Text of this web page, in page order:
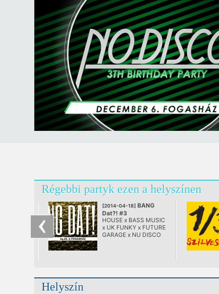
Régebbi partyk ezen a helyszínen
[2014-04-18] BANG
Dat?! #3
@ Fogasház,
Budapest
HOUSE x BASS MUSIC
x UK FUNKY x FUTURE
GARAGE x NU DISCO
Helyszín